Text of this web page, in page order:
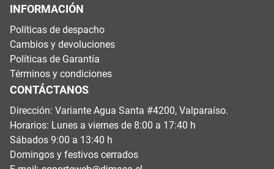
INFORMACIÓN
Políticas de despacho
Cambios y devoluciones
Políticas de Garantía
Términos y condiciones
CONTÁCTANOS
Dirección: Variante Agua Santa #4200, Valparaíso.
Horarios: Lunes a viernes de 8:00 a 17:40 h
Sábados 9:00 a 13:40 h
Domingos y festivos cerrados